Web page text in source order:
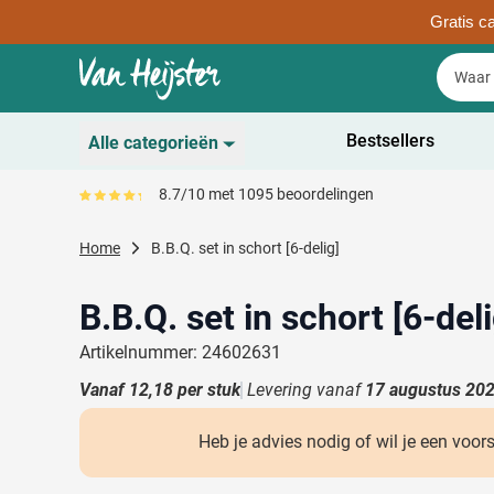
Gratis
Ga naar de inhoud Zoek
Zoek
Alle categorieën
Duurzaam
Toon submenu voor
Toon submenu voor
Kantoorartikelen
Toon submenu voor
Tassen
Toon submenu voor
Toon submenu voor
Bestsellers
Gemiddeld reviewpercentage is 87
8.7/10 met 1095 beoordelingen
Home B.B.Q. set in schort [6-delig]
B.B.Q. set in schort [6-
Artikelnummer: 24602631
Vanaf 12,18 per stuk Levering vanaf 17 augustus
Heb je advies nodig of wil je een